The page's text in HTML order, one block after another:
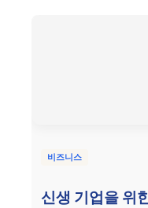
비즈니스
신생 기업을 위